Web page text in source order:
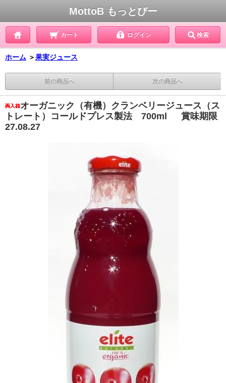
MottoB もっとびー
カート ログイン 検索
ホーム ＞果実ジュース
前の商品へ 次の商品へ
オーガニック（有機）クランベリージュース（ス
トレート）コールドプレス製法 700ml 賞味期限
27.08.27